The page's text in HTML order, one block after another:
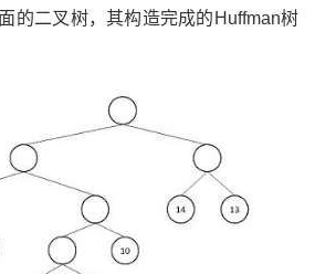
的二叉树，其构造完成的Huffman树